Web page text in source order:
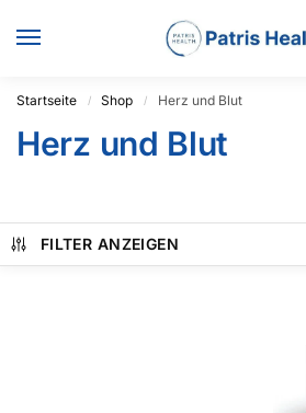
Startseite / Shop / Herz und Blut
Herz und Blut
FILTER ANZEIGEN